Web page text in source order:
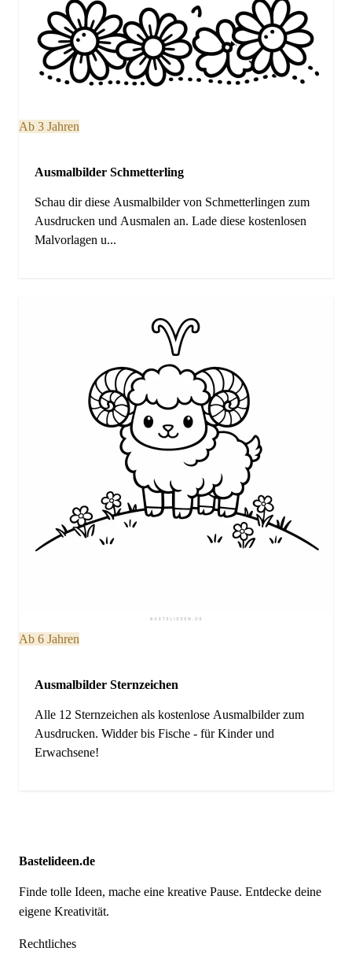
Ab 3 Jahren
Ausmalbilder Schmetterling
Schau dir diese Ausmalbilder von Schmetterlingen zum
Ausdrucken und Ausmalen an. Lade diese kostenlosen
Malvorlagen u...
Ab 6 Jahren
Ausmalbilder Sternzeichen
Alle 12 Sternzeichen als kostenlose Ausmalbilder zum
Ausdrucken. Widder bis Fische - für Kinder und
Erwachsene!
Bastelideen.de
Finde tolle Ideen, mache eine kreative Pause. Entdecke deine
eigene Kreativität.
Rechtliches